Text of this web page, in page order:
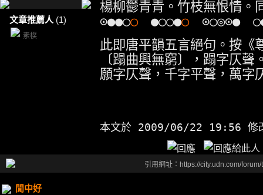
文章推薦人 (1)
素樸
楊柳鬱青青。竹枝無恨情。
⊙●●○○●○○●○⊙○◎⊙●
此即唐平韻五言絕句。按《
〔蹋曲興無窮〕，蹋字仄
願字仄聲，千字平聲，萬字
本文於 2009/06/22 19:56 修
引用網址：https://city.udn.com/
閒中好